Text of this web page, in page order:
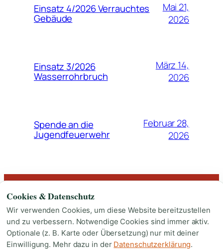
Einsatz 4/2026 Verrauchtes
Gebäude
Mai 21,
2026
Einsatz 3/2026
Wasserrohrbruch
März 14,
2026
Spende an die
Jugendfeuerwehr
Februar 28,
2026
Facebook
Instagram
© 2025 All rights Reserved. Design by Freiwillige Feuerwehr
Cookies & Datenschutz
Wir verwenden Cookies, um diese Website bereitzustellen
und zu verbessern. Notwendige Cookies sind immer aktiv.
Optionale (z. B. Karte oder Übersetzung) nur mit deiner
Einwilligung. Mehr dazu in der Datenschutzerklärung.